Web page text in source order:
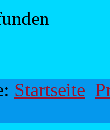
Startseite